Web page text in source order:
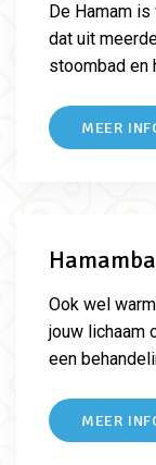
De Hamam
dat uit
stoombad en
MEER
Ook wel
jouw lichaam
een
MEER